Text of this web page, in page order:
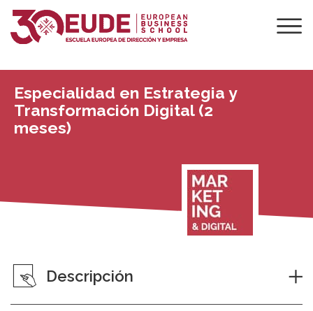
Especialidad en Estrategia y
Transformación Digital (2
meses)
Descripción